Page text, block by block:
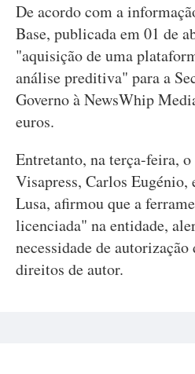
De acordo com a
Base, publicada em 01 de
"aquisição de uma
análise preditiva" para a
Governo à NewsWhip
euros.
Entretanto, na terça-feira,
Visapress, Carlos Eugénio,
Lusa, afirmou que a
licenciada" na entidade,
necessidade de
direitos de autor.